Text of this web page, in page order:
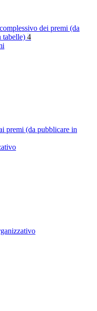
dei premi (da
tabelle) 4
premi (da pubblicare in